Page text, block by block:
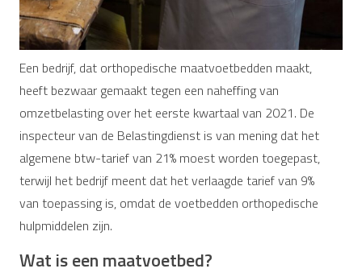
Een bedrijf, dat orthopedische maatvoetbedden maakt,
heeft bezwaar gemaakt tegen een naheffing van
omzetbelasting over het eerste kwartaal van 2021. De
inspecteur van de Belastingdienst is van mening dat het
algemene btw-tarief van 21% moest worden toegepast,
terwijl het bedrijf meent dat het verlaagde tarief van 9%
van toepassing is, omdat de voetbedden orthopedische
hulpmiddelen zijn.
Wat is een maatvoetbed?